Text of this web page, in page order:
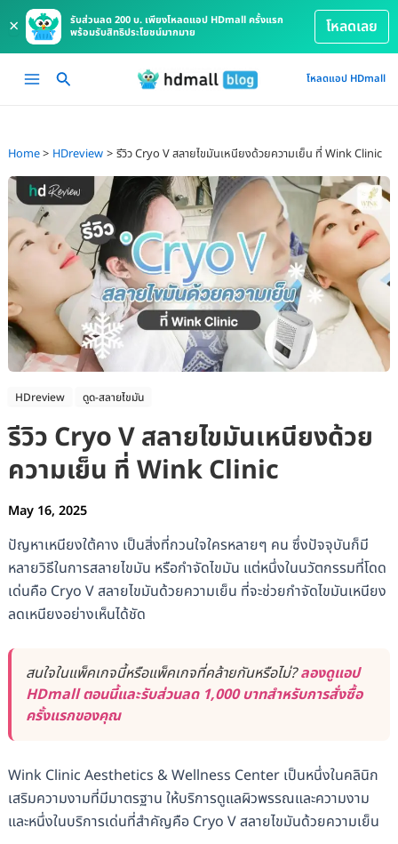
×
รับส่วนลด 200 บ. เพียงโหลดแอป HDmall ครั้งแรก
พร้อมรับสิทธิประโยชน์มากมาย
โหลดเลย
Main
โหลดแอป HDmall
Home HDreview รีวิว Cryo V สลายไขมันเหนียงด้วยความเย็น ที่ Wink Clinic
HDreview ดูด-สลายไขมัน
รีวิว Cryo V สลายไขมันเหนียงด้วย
ความเย็น ที่ Wink Clinic
May 16, 2025
ปัญหาเหนียงใต้คาง เป็นสิ่งที่กวนใจใครหลายๆ คน ซึ่งปัจจุบันก็มี
หลายวิธีในการสลายไขมัน หรือกำจัดไขมัน แต่หนึ่งในนวัตกรรมที่โดด
เด่นคือ Cryo V สลายไขมันด้วยความเย็น ที่จะช่วยกำจัดไขมันเหนียง
ลดเหนียงอย่างเห็นได้ชัด
สนใจในแพ็คเกจนี้หรือแพ็คเกจที่คล้ายกันหรือไม่?ลองดูแอป
HDmall ตอนนี้และรับส่วนลด 1,000 บาทสำหรับการสั่งซื้อ
ครั้งแรกของคุณ
Wink Clinic Aesthetics & Wellness Center เป็นหนึ่งในคลินิก
เสริมความงามที่มีมาตรฐาน ให้บริการดูแลผิวพรรณและความงาม
และหนึ่งในบริการเด่นที่สำคัญคือ Cryo V สลายไขมันด้วยความเย็น